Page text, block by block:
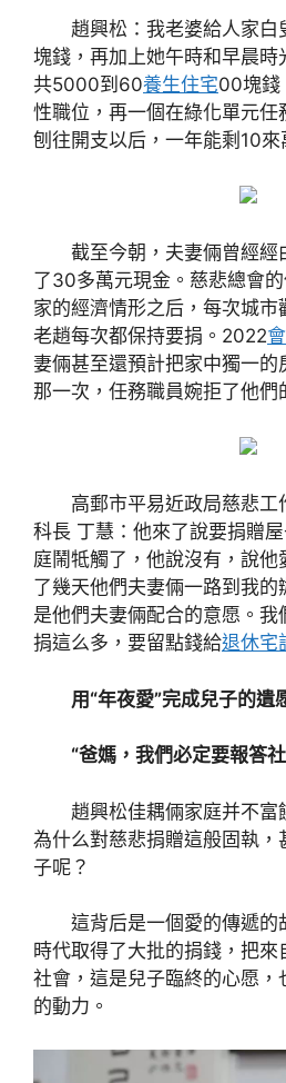
趙興松：我老婆給人家
塊錢，再加上她午時和早晨時
共5000到60養生住宅00塊錢
性職位，再一個在綠化單元任
刨往開支以后，一年能剩10來
截至今朝，夫妻倆曾經經
了30多萬元現金。慈悲總會
家的經濟情形之后，每次城市
老趙每次都保持要捐。2022
妻倆甚至還預計把家中獨一的
那一次，任務職員婉拒了他們
高郵市平易近政局慈悲
科長 丁慧：他來了說要捐贈
庭鬧牴觸了，他說沒有，說他
了幾天他們夫妻倆一路到我
是他們夫妻倆配合的意愿。我
捐這么多，要留點錢給退休宅
用“年夜愛”完成兒子的遺
“爸媽，我們必定要報答
趙興松佳耦倆家庭并不富
為什么對慈悲捐贈這般固執，
子呢？
這背后是一個愛的傳遞的
時代取得了大批的捐錢，把
社會，這是兒子臨終的心愿，
的動力。